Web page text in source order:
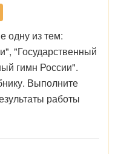
одну из тем:
"Государственный
гимн России".
Выполните
работы